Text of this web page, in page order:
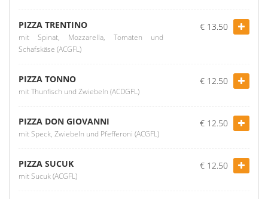
PIZZA TRENTINO
mit Spinat, Mozzarella, Tomaten und
Schafskäse (ACGFL)
€ 13.50
PIZZA TONNO
mit Thunfisch und Zwiebeln (ACDGFL)
€ 12.50
PIZZA DON GIOVANNI
mit Speck, Zwiebeln und Pfefferoni (ACGFL)
€ 12.50
PIZZA SUCUK
mit Sucuk (ACGFL)
€ 12.50